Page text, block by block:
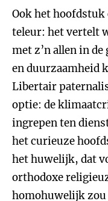
Ook het hoofdstuk
teleur: het vertelt
met z’n allen in
en duurzaamheid
Libertair
optie: de
ingrepen ten
het curieuze
het huwelijk, dat
orthodoxe
homohuwelijk